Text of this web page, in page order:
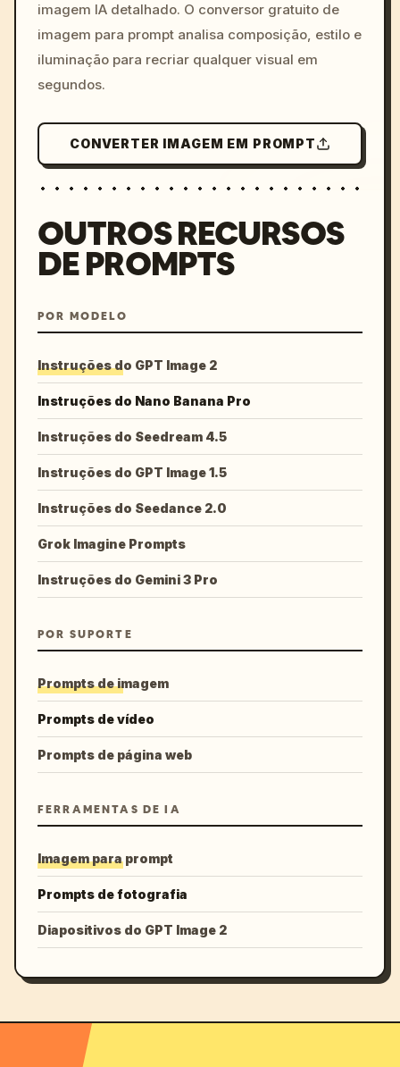
imagem IA detalhado. O conversor gratuito de
imagem para prompt analisa composição, estilo e
iluminação para recriar qualquer visual em
segundos.
CONVERTER IMAGEM EM PROMPT
OUTROS RECURSOS
DE PROMPTS
POR MODELO
Instruções do GPT Image 2
Instruções do Nano Banana Pro
Instruções do Seedream 4.5
Instruções do GPT Image 1.5
Instruções do Seedance 2.0
Grok Imagine Prompts
Instruções do Gemini 3 Pro
POR SUPORTE
Prompts de imagem
Prompts de vídeo
Prompts de página web
FERRAMENTAS DE IA
Imagem para prompt
Prompts de fotografia
Diapositivos do GPT Image 2